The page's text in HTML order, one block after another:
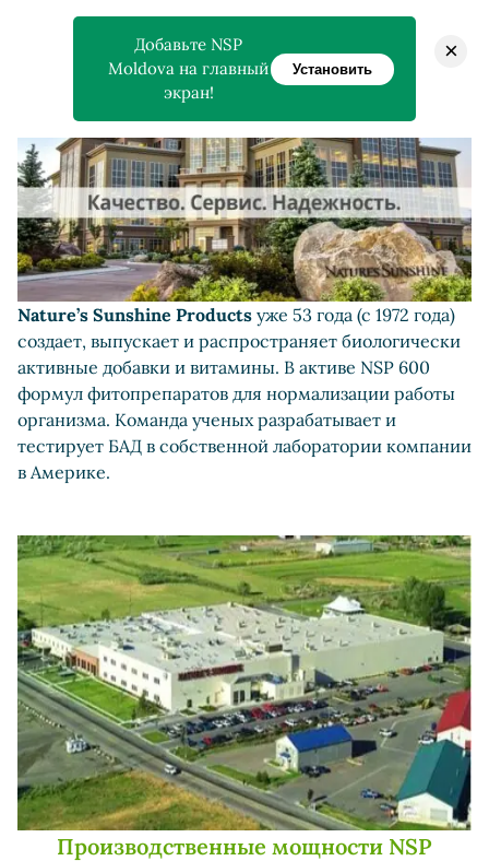
Nature’s Sunshine Products уже 53 года (с 1972 года)
создает, выпускает и распространяет биологически
активные добавки и витамины. В активе NSP 600
формул фитопрепаратов для нормализации работы
организма. Команда ученых разрабатывает и
тестирует БАД в собственной лаборатории компании
в Америке.
Производственные мощности NSP
Добавьте NSP
Moldova на главный
экран!
Установить
×